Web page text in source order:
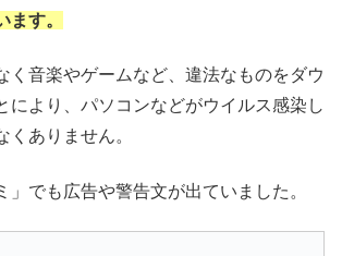
ます。
く音楽やゲームなど、違法なものをダウ
により、パソコンなどがウイルス感染し
くありません。
」でも広告や警告文が出ていました。